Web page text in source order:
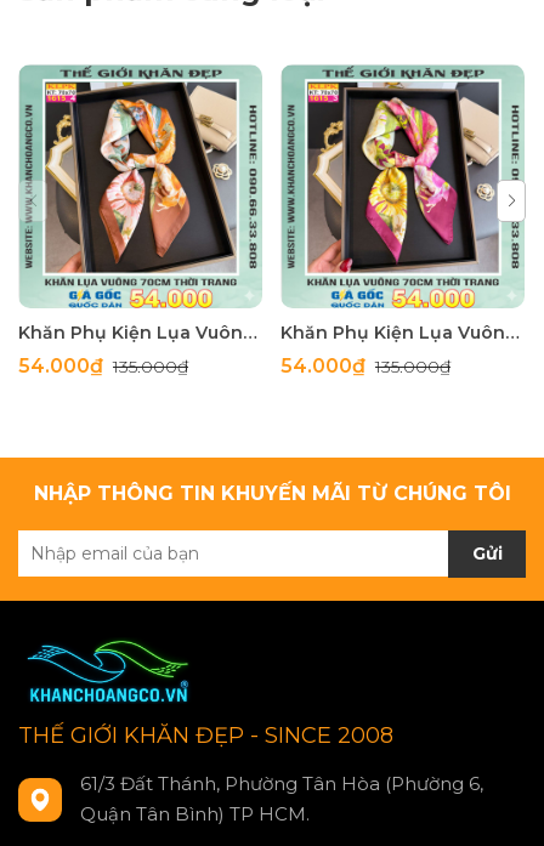
Khăn Phụ Kiện Lụa Vuông 70cm - Thế Giới Khăn Đẹp C1062_4
54.000₫135.000₫
Khăn Phụ Kiện Lụa Vuông 70cm - Thế Giới Khăn Đẹp C1062_3
54.000₫135.000₫
NHẬP THÔNG TIN KHUYẾN MÃI TỪ CHÚNG TÔI
Gửi
THẾ GIỚI KHĂN ĐẸP - SINCE 2008
61/3 Đất Thánh, Phường Tân Hòa (Phường 6,
Quận Tân Bình) TP HCM.